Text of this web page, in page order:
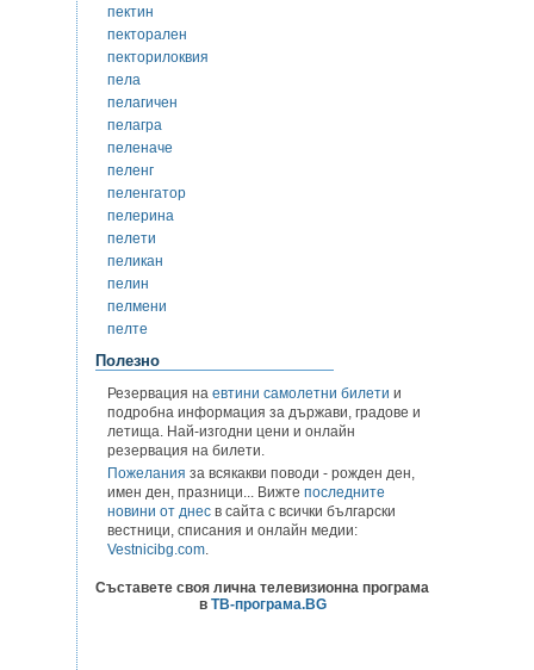
пектин
пекторален
пекторилоквия
пела
пелагичен
пелагра
пеленаче
пеленг
пеленгатор
пелерина
пелети
пеликан
пелин
пелмени
пелте
Полезно
Резервация на евтини самолетни билети и
подробна информация за държави, градове и
летища. Най-изгодни цени и онлайн
резервация на билети.
Пожелания за всякакви поводи - рожден ден,
имен ден, празници... Вижте последните
новини от днес в сайта с всички български
вестници, списания и онлайн медии:
Vestnicibg.com.
Съставете своя лична телевизионна програма
в ТВ-програма.BG